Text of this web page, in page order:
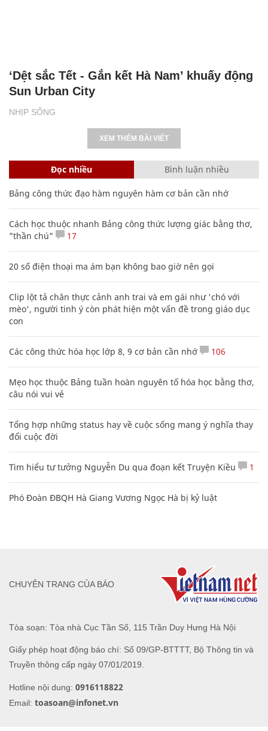
NHỊP SỐNG
‘Dệt sắc Tết - Gắn kết Hà Nam’ khuấy động
Sun Urban City
XEM THÊM BÀI VIẾT
Đọc nhiều Bình luận nhiều
Bảng công thức đạo hàm nguyên hàm cơ bản cần nhớ
Cách học thuộc nhanh Bảng công thức lượng giác bằng thơ,
"thần chú"
17
20 số điện thoại ma ám bạn không bao giờ nên gọi
Clip lột tả chân thực cảnh anh trai và em gái như 'chó với
mèo', người tinh ý còn phát hiện một vấn đề trong giáo dục
con
Các công thức hóa học lớp 8, 9 cơ bản cần nhớ 106
Mẹo học thuộc Bảng tuần hoàn nguyên tố hóa học bằng thơ,
câu nói vui vẻ
Tổng hợp những status hay về cuộc sống mang ý nghĩa thay
đổi cuộc đời
Tìm hiểu tư tưởng Nguyễn Du qua đoạn kết Truyện Kiều 1
Phó Đoàn ĐBQH Hà Giang Vương Ngọc Hà bị kỷ luật
Tòa soạn: Tòa nhà Cục Tần Số, 115 Trần Duy Hưng Hà Nội
Giấy phép hoạt động báo chí: Số 09/GP-BTTTT, Bộ Thông tin và
Truyền thông cấp ngày 07/01/2019.
Hotline nội dung: 0916118822
Email: toasoan@infonet.vn
CHUYÊN TRANG CỦA BÁO